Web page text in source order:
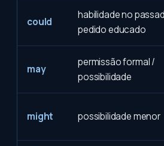
could
habilidade no
pedido educado
may
permissão formal /
possibilidade
might possibilidade menor